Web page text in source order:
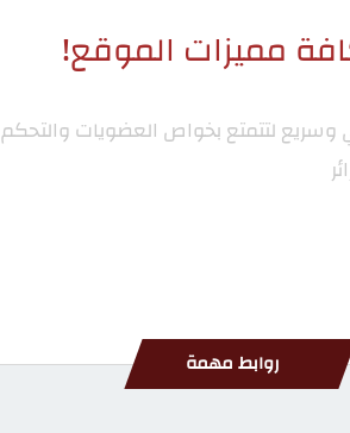
مميزات الموقع!
لتتمتع بخواص العضويات والتحكم
روابط مهمة